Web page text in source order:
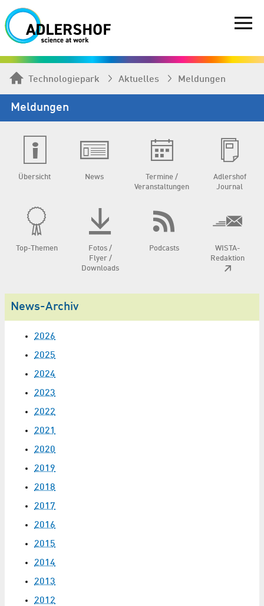
Technologiepark Aktuelles Meldungen
Meldungen
Übersicht News
Termine /
Veranstaltungen
Adlershof
Journal
Top-Themen
Fotos /
Flyer /
Downloads
Podcasts
WISTA-
Redaktion
News-Archiv
2026
2025
2024
2023
2022
2021
2020
2019
2018
2017
2016
2015
2014
2013
2012